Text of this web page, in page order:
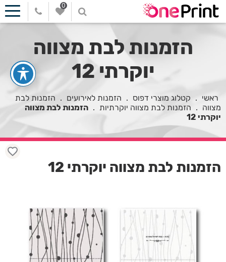
0
הזמנות לבת מצווה
יוקרתי 12
ראשי . קטלוג מוצרי דפוס . הזמנות לאירועים . הזמנות לבת
מצווה . הזמנות לבת מצווה יוקרתיות . הזמנות לבת מצווה
יוקרתי 12
הזמנות לבת מצווה יוקרתי 12